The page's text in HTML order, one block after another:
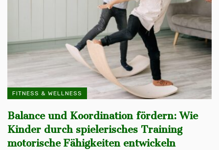
FITNESS & WELLNESS
Balance und Koordination fördern: Wie
Kinder durch spielerisches Training
motorische Fähigkeiten entwickeln